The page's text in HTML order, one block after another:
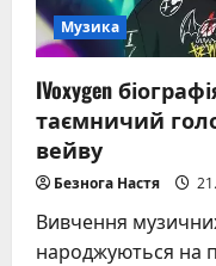
Музика
IVoxygen
таємничий
вейву
Безнога Настя
Вивчення
народжуються на